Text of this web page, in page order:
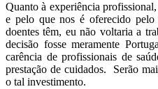
Quanto à experiência
e pelo que nos é oferecido pelo
doentes têm, eu não voltaria a
decisão fosse meramente
carência de profissionais de
prestação de cuidados. Serão
o tal investimento.